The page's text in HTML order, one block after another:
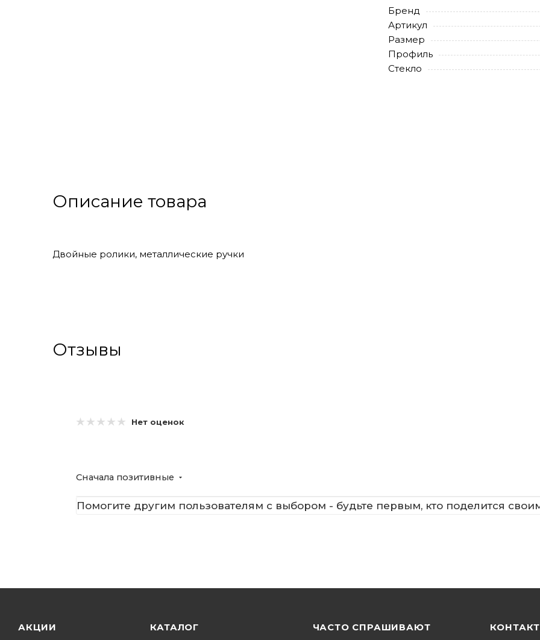
Бренд
Артикул
Размер
Профиль
Стекло
Описание товара
Двойные ролики, металлические ручки
Отзывы
Нет оценок
Сначала позитивные
Помогите другим пользователям с выбором - будьте первым, кто поделится
АКЦИИ КАТАЛОГ ЧАСТО СПРАШИВАЮТ